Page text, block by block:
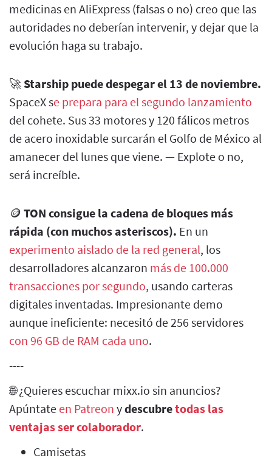
medicinas en AliExpress (falsas o no) creo que las
autoridades no deberían intervenir, y dejar que la
evolución haga su trabajo.
🚀 Starship puede despegar el 13 de noviembre.
SpaceX se prepara para el segundo lanzamiento
del cohete. Sus 33 motores y 120 fálicos metros
de acero inoxidable surcarán el Golfo de México al
amanecer del lunes que viene. — Explote o no,
será increíble.
🪙 TON consigue la cadena de bloques más
rápida (con muchos asteriscos). En un
experimento aislado de la red general, los
desarrolladores alcanzaron más de 100.000
transacciones por segundo, usando carteras
digitales inventadas. Impresionante demo
aunque ineficiente: necesitó de 256 servidores
con 96 GB de RAM cada uno.
----
🌐 ¿Quieres escuchar mixx.io sin anuncios?
Apúntate en Patreon ydescubretodas las
ventajas ser colaborador.
Camisetas